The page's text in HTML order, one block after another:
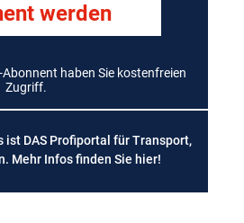
werden
haben Sie kostenfreien
Zugriff.
ist DAS Profiportal für Transport,
Mehr Infos finden Sie hier!